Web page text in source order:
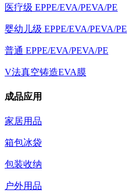
医疗级 EPPE/EVA/PEVA/PE
婴幼儿级 EPPE/EVA/PEVA/PE
普通 EPPE/EVA/PEVA/PE
V法真空铸造EVA膜
成品应用
家居用品
箱包冰袋
包装收纳
户外用品